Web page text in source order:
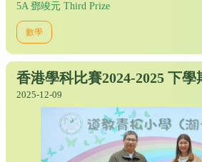
5A 鄧竣元 Third Prize
數學
香港學科比賽2024-2025 下學
2025-12-09